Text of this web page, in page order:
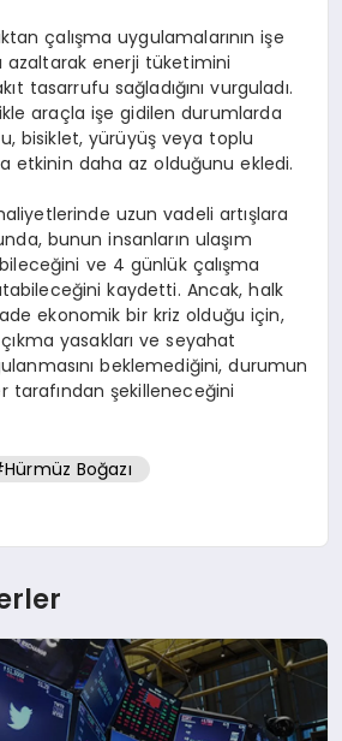
çalışma uygulamalarının işe
azaltarak enerji tüketimini
tasarrufu sağladığını vurguladı.
araçla işe gidilen durumlarda
bisiklet, yürüyüş veya toplu
etkinin daha az olduğunu ekledi.
uzun vadeli artışlara
bunun insanların ulaşım
ve 4 günlük çalışma
kaydetti. Ancak, halk
ekonomik bir kriz olduğu için,
yasakları ve seyahat
beklemediğini, durumun
tarafından şekilleneceğini
Boğazı